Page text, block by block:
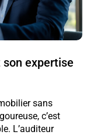
expertise
sans
c’est
L’auditeur